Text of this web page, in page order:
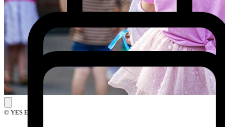
© YES Events